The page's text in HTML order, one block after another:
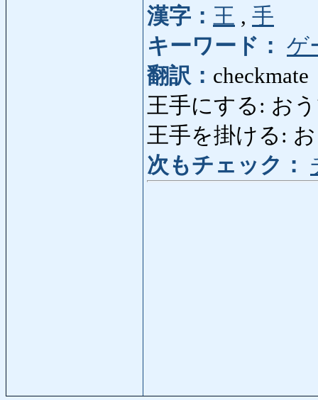
漢字： 王 , 手
キーワード： ゲ
翻訳： checkmate
王手にする: お
王手を掛ける:
次もチェック：